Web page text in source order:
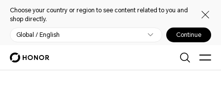
Choose your country or region to see content related to you and
shop directly.
Global / English Continue